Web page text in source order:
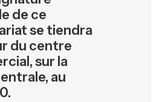
de ce
se tiendra
du centre
sur la
au